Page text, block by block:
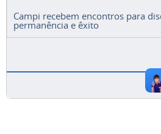
Campi recebem encontros para
permanência e êxito